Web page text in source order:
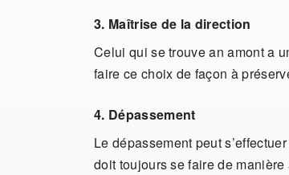
3. Maîtrise de la direction
Celui qui se trouve an amont a
faire ce choix de façon à
4. Dépassement
Le dépassement peut
doit toujours se faire de